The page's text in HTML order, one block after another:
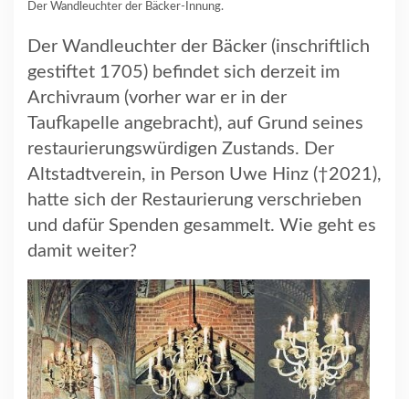
Der Wandleuchter der Bäcker-Innung.
Der Wandleuchter der Bäcker (inschriftlich
gestiftet 1705) befindet sich derzeit im
Archivraum (vorher war er in der
Taufkapelle angebracht), auf Grund seines
restaurierungswürdigen Zustands. Der
Altstadtverein, in Person Uwe Hinz (†2021),
hatte sich der Restaurierung verschrieben
und dafür Spenden gesammelt. Wie geht es
damit weiter?